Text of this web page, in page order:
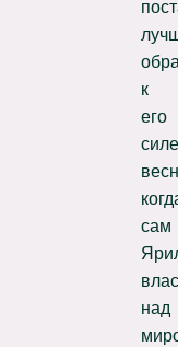
к
его
силе
сам
над